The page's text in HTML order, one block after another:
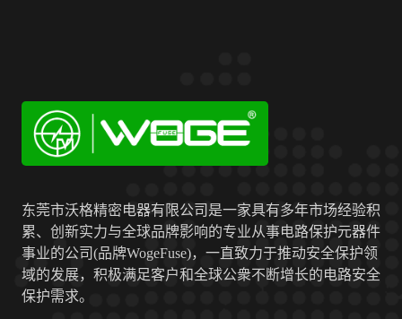
东莞市沃格精密电器有限公司是一家具有多年市场经验积
累、创新实力与全球品牌影响的专业从事电路保护元器件
事业的公司(品牌WogeFuse)，一直致力于推动安全保护领
域的发展，积极满足客户和全球公衆不断增长的电路安全
保护需求。